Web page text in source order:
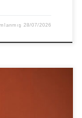
28/07/2026